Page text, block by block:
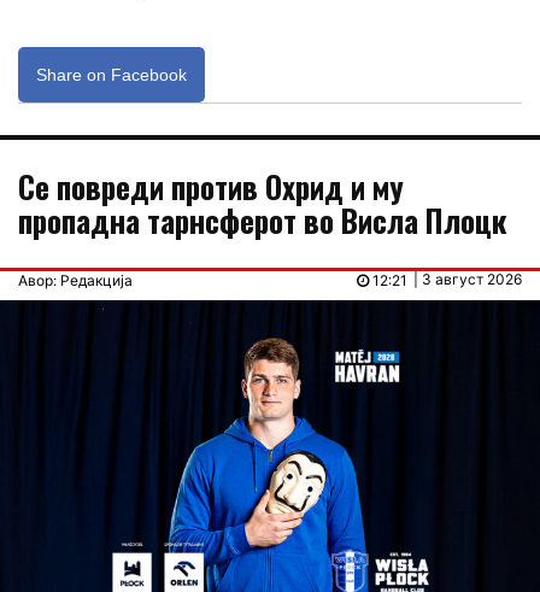
Share on Facebook
Се повреди против Охрид и му
пропадна тарнсферот во Висла Плоцк
Авор: Редакција | 3 август 2026
12:21